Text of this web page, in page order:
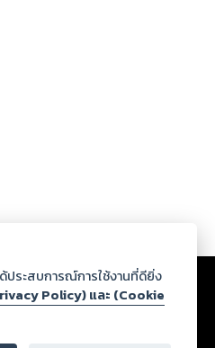
ดาวน์โหลด
ของบุคคลอื่นหรือ
ประสบการณ์การใช้งานที่ดียิ่ง
Policy) และ (Cookie